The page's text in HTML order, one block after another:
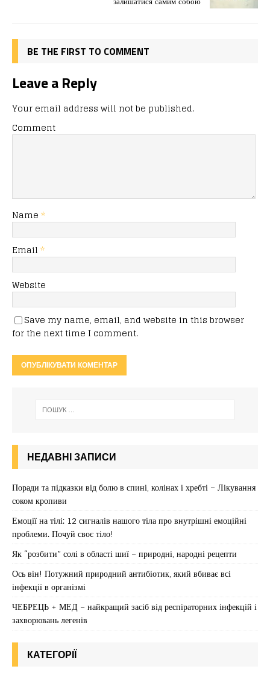
BE THE FIRST TO COMMENT
Leave a Reply
Your email address will not be published.
Comment
Name *
Email *
Website
Save my name, email, and website in this browser
for the next time I comment.
НЕДАВНІ ЗАПИСИ
Поради та підказки від болю в спині, колінах і хребті – Лікування
соком кропиви
Емоції на тілі: 12 сигналів нашого тіла про внутрішні емоційні
проблеми. Почуй своє тіло!
Як “розбити” солі в області шиї – природні, народні рецепти
Ось він! Потужний природний антибіотик, який вбиває всі
інфекції в організмі
ЧЕБРЕЦЬ + МЕД – найкращий засіб від респіраторних інфекцій і
захворювань легенів
КАТЕГОРІЇ